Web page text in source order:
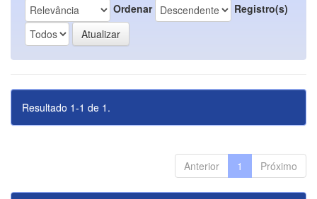
Ordenar Registro(s)
Resultado 1-1 de 1.
Anterior 1 Próximo